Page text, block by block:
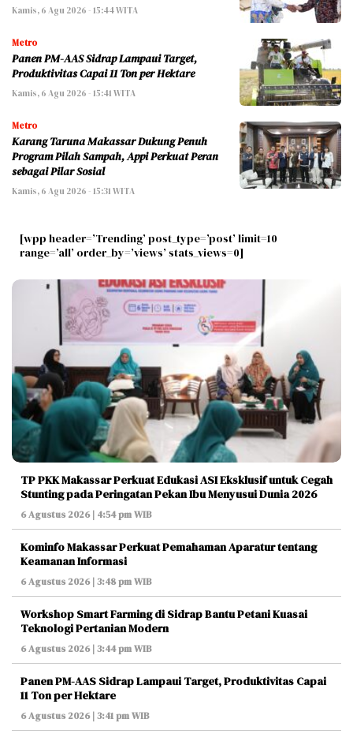
Kamis, 6 Agu 2026 - 15:44 WITA
Metro
Panen PM-AAS Sidrap Lampaui Target,
Produktivitas Capai 11 Ton per Hektare
Kamis, 6 Agu 2026 - 15:41 WITA
Metro
Karang Taruna Makassar Dukung Penuh
Program Pilah Sampah, Appi Perkuat Peran
sebagai Pilar Sosial
Kamis, 6 Agu 2026 - 15:31 WITA
[wpp header=’Trending’ post_type=’post’ limit=10
range=’all’ order_by=’views’ stats_views=0]
TP PKK Makassar Perkuat Edukasi ASI Eksklusif untuk Cegah
Stunting pada Peringatan Pekan Ibu Menyusui Dunia 2026
6 Agustus 2026 | 4:54 pm WIB
Kominfo Makassar Perkuat Pemahaman Aparatur tentang
Keamanan Informasi
6 Agustus 2026 | 3:48 pm WIB
Workshop Smart Farming di Sidrap Bantu Petani Kuasai
Teknologi Pertanian Modern
6 Agustus 2026 | 3:44 pm WIB
Panen PM-AAS Sidrap Lampaui Target, Produktivitas Capai
11 Ton per Hektare
6 Agustus 2026 | 3:41 pm WIB